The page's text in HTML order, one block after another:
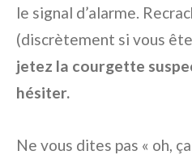
le signal d’alarme.
(discrètement si vous
jetez la courgette
hésiter.
Ne vous dites pas « oh,